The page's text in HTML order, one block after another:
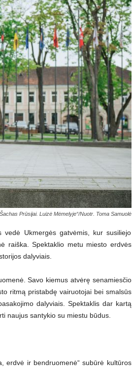
Prūsijai. Luizė Mėmelyje“/Nuotr. Toma Samuolė
vedė Ukmergės gatvėmis, kur susiliejo
raiška. Spektaklio metu miesto erdvės
dalyviais.
Savo kiemus atvėrę senamiesčio
ritmą pristabdę vairuotojai bei smalsūs
dalyviais. Spektaklis dar kartą
naujus santykio su miestu būdus.
erdvė ir bendruomenė“ subūrė kultūros